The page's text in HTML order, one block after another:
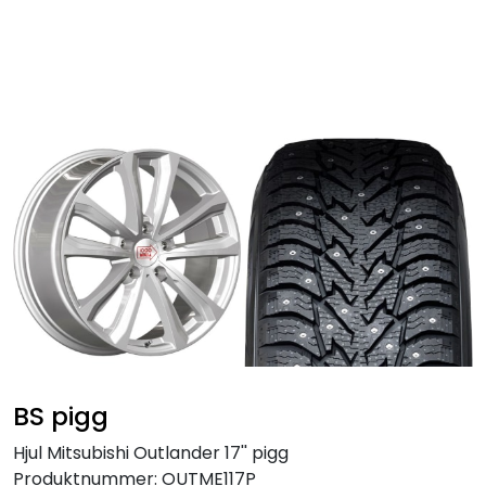
BS pigg
Hjul Mitsubishi Outlander 17'' pigg
Produktnummer: OUTME117P
Hjulpakker
Felger
Lastebil
Buss
Anlegg